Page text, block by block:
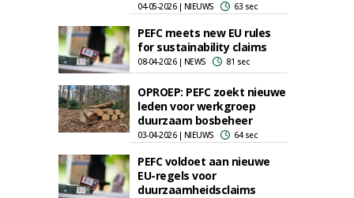
04-05-2026 | NIEUWS 63 sec
PEFC meets new EU rules
for sustainability claims
08-04-2026 | NEWS 81 sec
OPROEP: PEFC zoekt nieuwe
leden voor werkgroep
duurzaam bosbeheer
03-04-2026 | NIEUWS 64 sec
PEFC voldoet aan nieuwe
EU-regels voor
duurzaamheidsclaims